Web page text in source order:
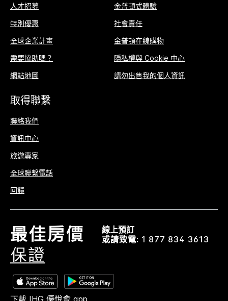
人才招募
特別優惠
全球企業計畫
需要協助嗎？
網站地圖
金普頓式體驗
社會責任
金普頓在線購物
隱私權與 Cookie 中心
請勿出售我的個人資訊
取得聯繫
聯絡我們
資訊中心
旅遊專家
全球聯繫電話
回饋
線上預訂
或請致電: 1 877 834 3613